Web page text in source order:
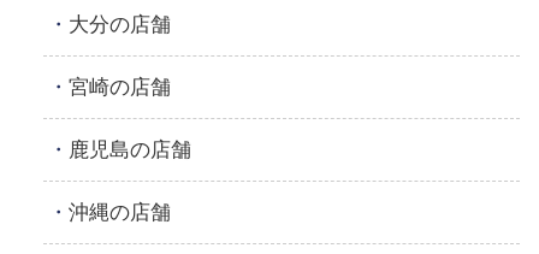
大分の店舗
宮崎の店舗
鹿児島の店舗
沖縄の店舗